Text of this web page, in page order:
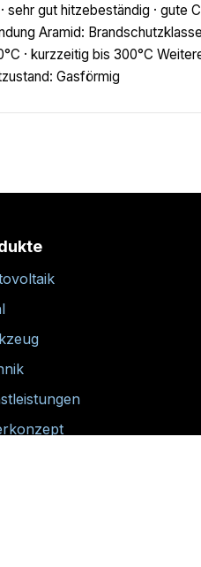
gut hitzebeständig · gute
Aramid:
· kurzzeitig bis 300°C
Gasförmig